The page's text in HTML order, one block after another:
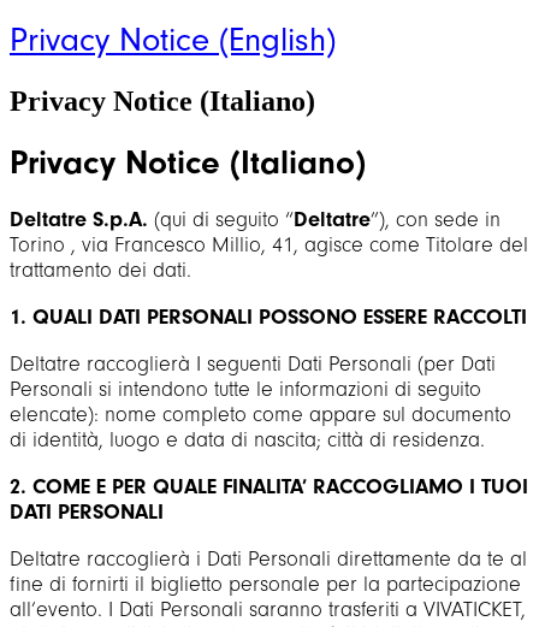
Privacy Notice (English)
Privacy Notice (Italiano)
Privacy Notice (Italiano)
Deltatre S.p.A. (qui di seguito “Deltatre”), con sede in
Torino , via Francesco Millio, 41, agisce come Titolare del
trattamento dei dati.
1. QUALI DATI PERSONALI POSSONO ESSERE RACCOLTI
Deltatre raccoglierà I seguenti Dati Personali (per Dati
Personali si intendono tutte le informazioni di seguito
elencate): nome completo come appare sul documento
di identità, luogo e data di nascita; città di residenza.
2. COME E PER QUALE FINALITA’ RACCOGLIAMO I TUOI
DATI PERSONALI
Deltatre raccoglierà i Dati Personali direttamente da te al
fine di fornirti il biglietto personale per la partecipazione
all’evento. I Dati Personali saranno trasferiti a VIVATICKET,